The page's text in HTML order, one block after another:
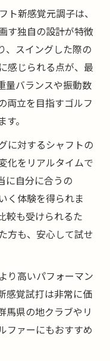
を導き出す手順
の元調子調整術
ソナルフィット
ングで引き出す
試打のすすめ
打を体験しよう
で実感できる理
元調子のヒント
子の変化
る試打のポイン
ト新感覚元調子は、
す独自の設計が特徴
、スイングした際の
感じられる点が、最
量バランスや振動数
両立を目指すゴルフ
。
に対するシャフトの
化をリアルタイムで
に自分に合うの
く体験を得られま
較も受けられるた
方も、安心して試せ
り高いパフォーマン
感覚試打は非常に価
馬県の地クラブやリ
ファーにもおすすめ